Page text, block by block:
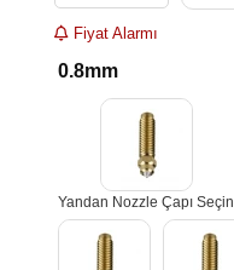
Fiyat Alarmı
0.8mm
Yandan Nozzle Çapı Seçin